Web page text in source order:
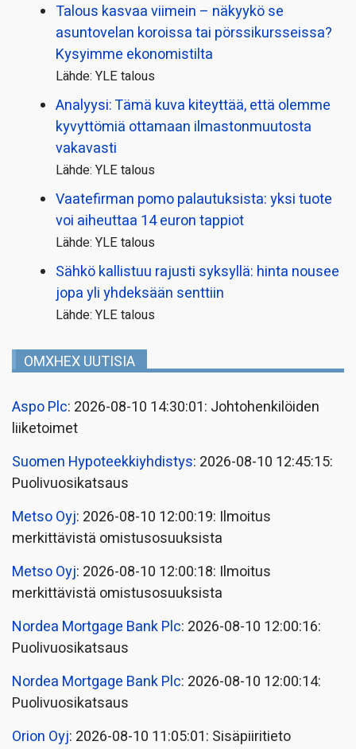
Talous kasvaa viimein – näkyykö se
asuntovelan koroissa tai pörssi­kursseissa?
Kysyimme ekonomistilta
Lähde: YLE talous
Analyysi: Tämä kuva kiteyttää, että olemme
kyvyttömiä ottamaan ilmaston­muutosta
vakavasti
Lähde: YLE talous
Vaatefirman pomo palautuksista: yksi tuote
voi aiheuttaa 14 euron tappiot
Lähde: YLE talous
Sähkö kallistuu rajusti syksyllä: hinta nousee
jopa yli yhdeksään senttiin
Lähde: YLE talous
OMXHEX UUTISIA
Aspo Plc: 2026-08-10 14:30:01: Johtohenkilöiden
liiketoimet
Suomen Hypoteekkiyhdistys: 2026-08-10 12:45:15:
Puolivuosikatsaus
Metso Oyj: 2026-08-10 12:00:19: Ilmoitus
merkittävistä omistusosuuksista
Metso Oyj: 2026-08-10 12:00:18: Ilmoitus
merkittävistä omistusosuuksista
Nordea Mortgage Bank Plc: 2026-08-10 12:00:16:
Puolivuosikatsaus
Nordea Mortgage Bank Plc: 2026-08-10 12:00:14:
Puolivuosikatsaus
Orion Oyj: 2026-08-10 11:05:01: Sisäpiiritieto